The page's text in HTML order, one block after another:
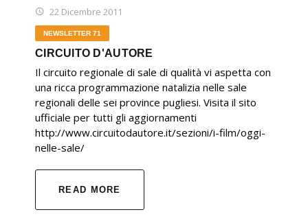
22 Dicembre 2011
NEWSLETTER 71
CIRCUITO D'AUTORE
Il circuito regionale di sale di qualità vi aspetta con
una ricca programmazione natalizia nelle sale
regionali delle sei province pugliesi. Visita il sito
ufficiale per tutti gli aggiornamenti
http://www.circuitodautore.it/sezioni/i-film/oggi-
nelle-sale/
READ MORE